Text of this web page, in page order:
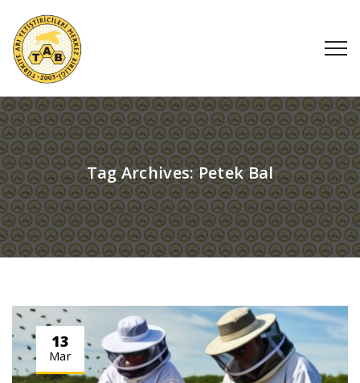
Tag Archives:Petek Bal
13
Mar